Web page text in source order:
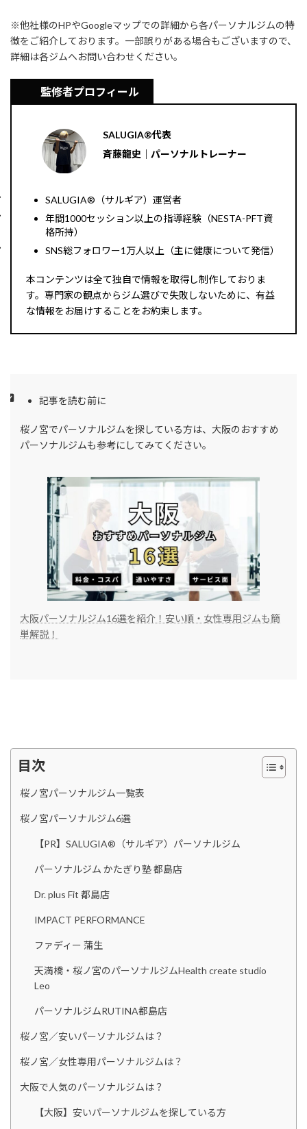
※他社様のHPやGoogleマップでの詳細から各パーソナルジムの特
徴をご紹介しております。一部誤りがある場合もございますので、
詳細は各ジムへお問い合わせください。
監修者プロフィール
SALUGIA®︎代表
斉藤龍史｜パーソナルトレーナー
SALUGIA®︎（サルギア）運営者
年間1000セッション以上の指導経験（NESTA-PFT資
格所持）
SNS総フォロワー1万人以上（主に健康について発信）
本コンテンツは全て独自で情報を取得し制作しておりま
す。専門家の観点からジム選びで失敗しないために、有益
な情報をお届けすることをお約束します。
記事を読む前に
桜ノ宮でパーソナルジムを探している方は、大阪のおすすめ
パーソナルジムも参考にしてみてください。
大阪パーソナルジム16選を紹介！安い順・女性専用ジムも簡
単解説！
目次
桜ノ宮パーソナルジム一覧表
桜ノ宮パーソナルジム6選
【PR】SALUGIA®︎（サルギア）パーソナルジム
パーソナルジム かたぎり塾 都島店
Dr. plus Fit 都島店
IMPACT PERFORMANCE
ファディー 蒲生
天満橋・桜ノ宮のパーソナルジムHealth create studio
Leo
パーソナルジムRUTINA都島店
桜ノ宮／安いパーソナルジムは？
桜ノ宮／女性専用パーソナルジムは？
大阪で人気のパーソナルジムは？
【大阪】安いパーソナルジムを探している方